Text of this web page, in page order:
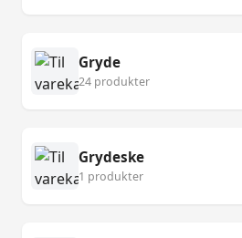
Gryde
24 produkter
Grydeske
1 produkter